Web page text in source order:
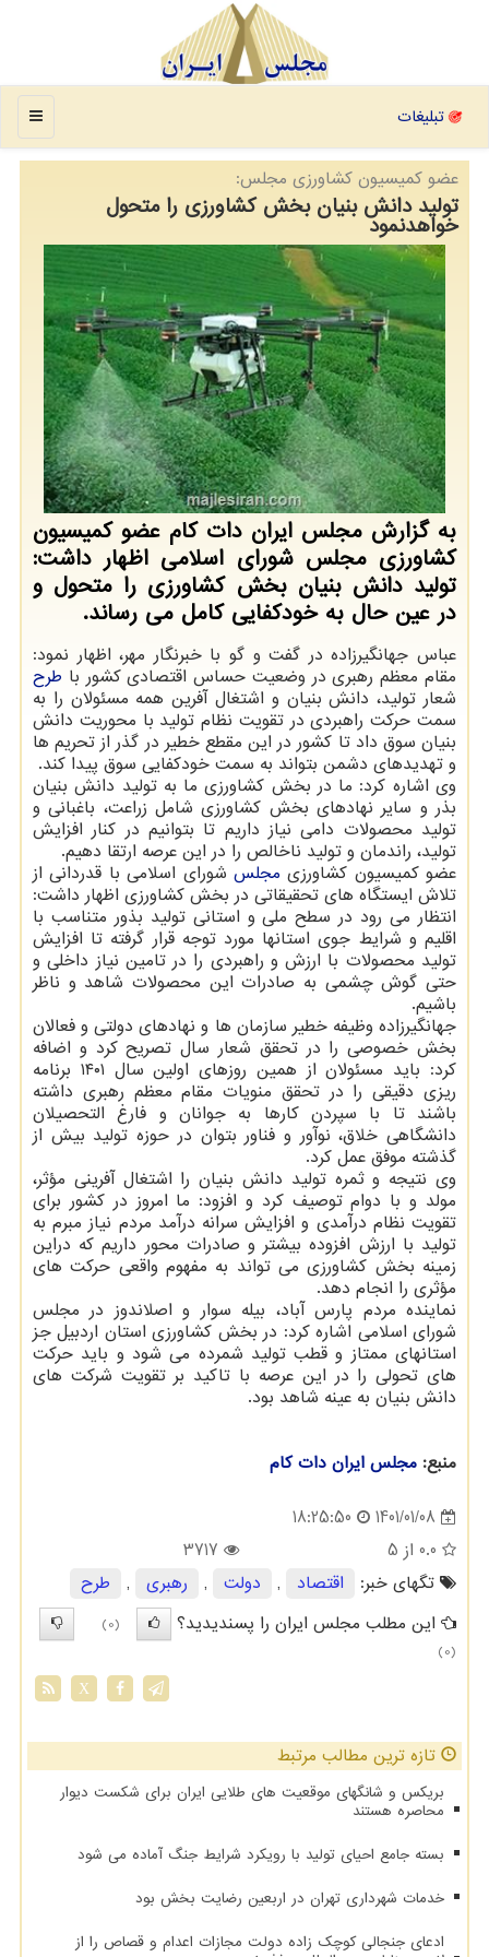
منو تبلیغات
عضو كمیسیون كشاورزی مجلس:
تولید دانش بنیان بخش کشاورزی را متحول
خواهدنمود
به گزارش مجلس ایران دات کام عضو کمیسیون
کشاورزی مجلس شورای اسلامی اظهار داشت:
تولید دانش بنیان بخش کشاورزی را متحول و
در عین حال به خودکفایی کامل می رساند.
عباس جهانگیرزاده در گفت و گو با خبرنگار مهر، اظهار نمود:
مقام معظم رهبری در وضعیت حساس اقتصادی کشور با طرح
شعار تولید، دانش بنیان و اشتغال آفرین همه مسئولان را به
سمت حرکت راهبردی در تقویت نظام تولید با محوریت دانش
بنیان سوق داد تا کشور در این مقطع خطیر در گذر از تحریم ها
و تهدیدهای دشمن بتواند به سمت خودکفایی سوق پیدا کند.
وی اشاره کرد: ما در بخش کشاورزی ما به تولید دانش بنیان
بذر و سایر نهادهای بخش کشاورزی شامل زراعت، باغبانی و
تولید محصولات دامی نیاز داریم تا بتوانیم در کنار افزایش
تولید، راندمان و تولید ناخالص را در این عرصه ارتقا دهیم.
عضو کمیسیون کشاورزی مجلس شورای اسلامی با قدردانی از
تلاش ایستگاه های تحقیقاتی در بخش کشاورزی اظهار داشت:
انتظار می رود در سطح ملی و استانی تولید بذور متناسب با
اقلیم و شرایط جوی استانها مورد توجه قرار گرفته تا افزایش
تولید محصولات با ارزش و راهبردی را در تامین نیاز داخلی و
حتی گوش چشمی به صادرات این محصولات شاهد و ناظر
باشیم.
جهانگیرزاده وظیفه خطیر سازمان ها و نهادهای دولتی و فعالان
بخش خصوصی را در تحقق شعار سال تصریح کرد و اضافه
کرد: باید مسئولان از همین روزهای اولین سال ۱۴۰۱ برنامه
ریزی دقیقی را در تحقق منویات مقام معظم رهبری داشته
باشند تا با سپردن کارها به جوانان و فارغ التحصیلان
دانشگاهی خلاق، نوآور و فناور بتوان در حوزه تولید بیش از
گذشته موفق عمل کرد.
وی نتیجه و ثمره تولید دانش بنیان را اشتغال آفرینی مؤثر،
مولد و با دوام توصیف کرد و افزود: ما امروز در کشور برای
تقویت نظام درآمدی و افزایش سرانه درآمد مردم نیاز مبرم به
تولید با ارزش افزوده بیشتر و صادرات محور داریم که دراین
زمینه بخش کشاورزی می تواند به مفهوم واقعی حرکت های
مؤثری را انجام دهد.
نماینده مردم پارس آباد، بیله سوار و اصلاندوز در مجلس
شورای اسلامی اشاره کرد: در بخش کشاورزی استان اردبیل جز
استانهای ممتاز و قطب تولید شمرده می شود و باید حرکت
های تحولی را در این عرصه با تاکید بر تقویت شرکت های
دانش بنیان به عینه شاهد بود.
منبع: مجلس ایران دات كام
1401/01/08
18:25:50
0.0 از 5
3717
تگهای خبر:
اقتصاد , دولت , رهبری ,
طرح
این مطلب مجلس ایران را پسندیدید؟
(0)
(0)
X
تازه ترین مطالب مرتبط
بریکس و شانگهای موقعیت های طلایی ایران برای شکست دیوار
محاصره هستند
بسته جامع احیای تولید با رویکرد شرایط جنگ آماده می شود
خدمات شهرداری تهران در اربعین رضایت بخش بود
ادعای جنجالی کوچک زاده دولت مجازات اعدام و قصاص را از